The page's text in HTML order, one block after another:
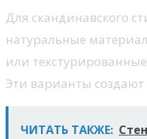
Для скандинавского
натуральные
или
Эти варианты
ЧИТАТЬ ТАКЖЕ: